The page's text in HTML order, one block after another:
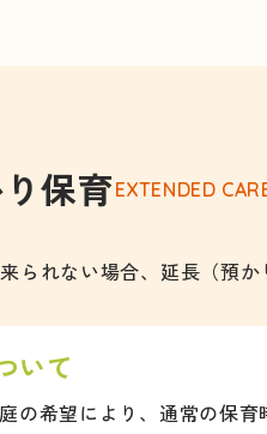
保育 EXTENDED
られない場合、延長（預
いて
の希望により、通常の保育